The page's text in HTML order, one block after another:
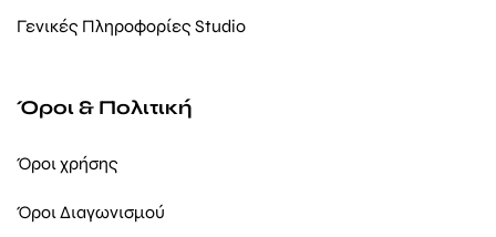
Γενικές Πληροφορίες Studio
Όροι & Πολιτική
Όροι χρήσης
Όροι Διαγωνισμού